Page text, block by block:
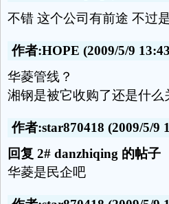
不错 这个公司有前途 不过
作者:HOPE (2009/5/9
华菱管线？
湘钢是被它收购了还是什么
作者:star870418 (2009/5/9
回复 2# danzhiqing 的帖子
华菱是民企吧